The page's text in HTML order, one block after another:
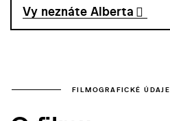
Vy neznáte Alberta
FILMOGRAFICKÉ ÚDAJE